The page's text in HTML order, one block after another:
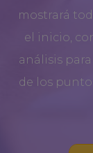
mostrará
el inicio,
análisis
de los